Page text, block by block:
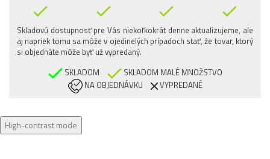
Skladovú dostupnosť pre Vás niekoľkokrát denne aktualizujeme, ale
aj napriek tomu sa môže v ojedinelých prípadoch stať, že tovar, ktorý
si objednáte môže byť už vypredaný.
SKLADOM
SKLADOM MALÉ MNOŽSTVO
NA OBJEDNÁVKU
VYPREDANÉ
High-contrast mode